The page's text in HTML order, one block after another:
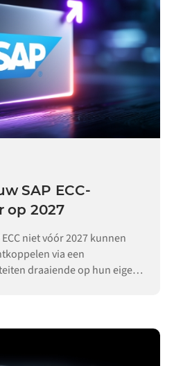
SAP ECC-
op 2027
niet vóór 2027 kunnen
via een
draaiende op hun eigen